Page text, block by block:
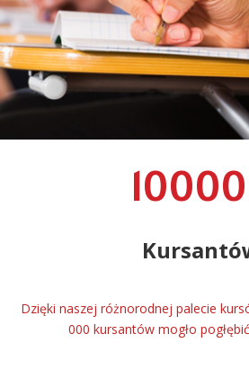
Dzięki naszej różnorodnej palecie
000 kursantów mogło